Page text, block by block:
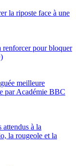
la riposte face à une
renforcer pour bloquer
meilleure
par Académie BBC
à la
la rougeole et la